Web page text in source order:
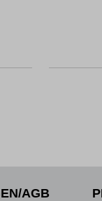
AGB